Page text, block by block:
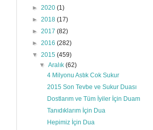
► 2020 (1)
► 2018 (17)
► 2017 (82)
► 2016 (282)
▼ 2015 (459)
▼Aralık(62)
4 Milyonu Astık Cok Sukur
2015 Son Tevbe ve Sukur Duası
Dostlarım ve Tüm İyiler İçin Duam
Tanıdıklarım İçin Dua
Hepimiz İçin Dua